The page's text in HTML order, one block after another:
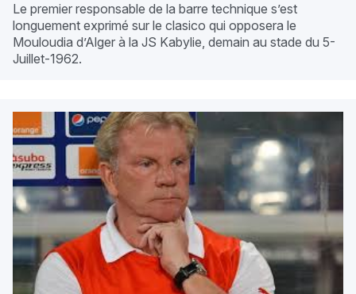
Le premier responsable de la barre technique s’est
longuement exprimé sur le clasico qui opposera le
Mouloudia d’Alger à la JS Kabylie, demain au stade du 5-
Juillet-1962.